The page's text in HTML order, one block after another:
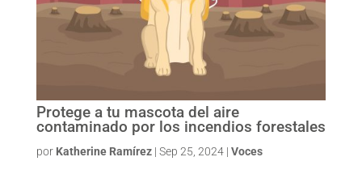
Protege a tu mascota del aire
contaminado por los incendios forestales
por Katherine Ramírez| Sep 25, 2024| Voces